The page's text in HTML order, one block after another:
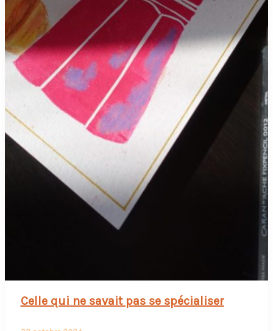
Celle qui ne savait pas se spécialiser